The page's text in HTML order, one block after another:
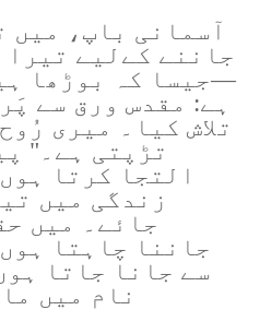
آسمانی باپ، میں
جاننے کےلیے
—جیسا کہ بوڑھا
ہے: مقدس ورق سے
تلاش کیا۔ میری
تڑپتی ہے۔"
التجا کرتا
زندگی میں
جائے۔ میں
جاننا چاہتا
سے جانا جاتا
نام میں